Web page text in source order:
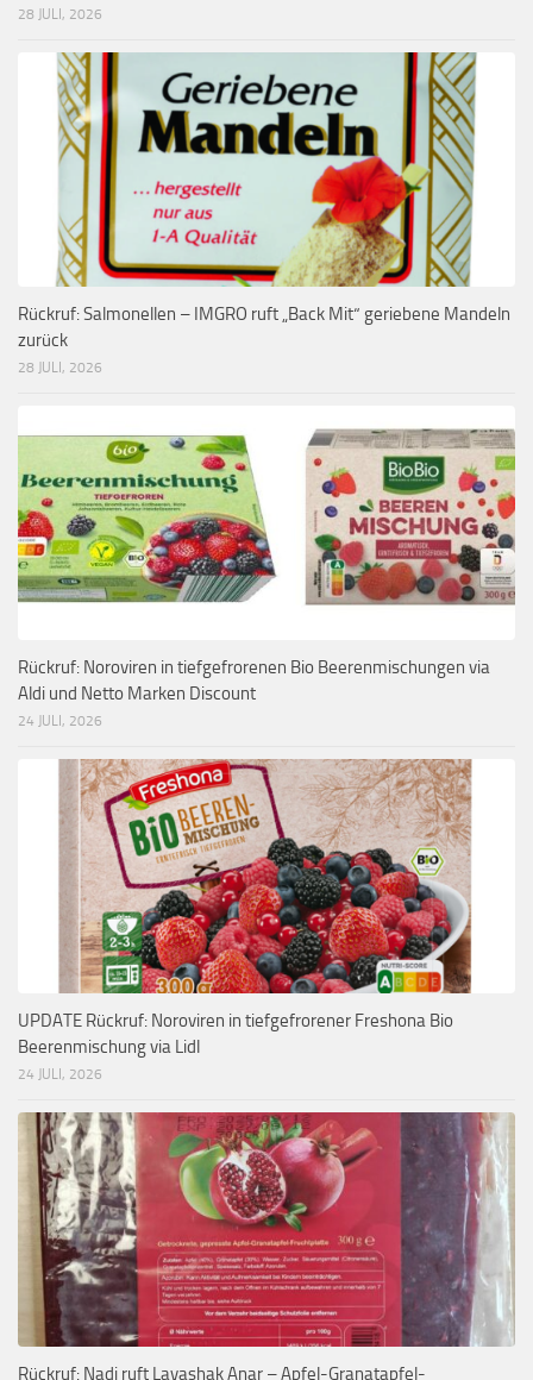
28 JULI, 2026
Rückruf: Salmonellen – IMGRO ruft „Back Mit“ geriebene Mandeln
zurück
28 JULI, 2026
Rückruf: Noroviren in tiefgefrorenen Bio Beerenmischungen via
Aldi und Netto Marken Discount
24 JULI, 2026
UPDATE Rückruf: Noroviren in tiefgefrorener Freshona Bio
Beerenmischung via Lidl
24 JULI, 2026
Rückruf: Nadi ruft Lavashak Anar – Apfel-Granatapfel-